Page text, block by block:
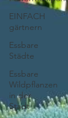
EINFACH
gärtnern
Essbare
Städte
Essbare
Wildpflanzen
in der
Stadt